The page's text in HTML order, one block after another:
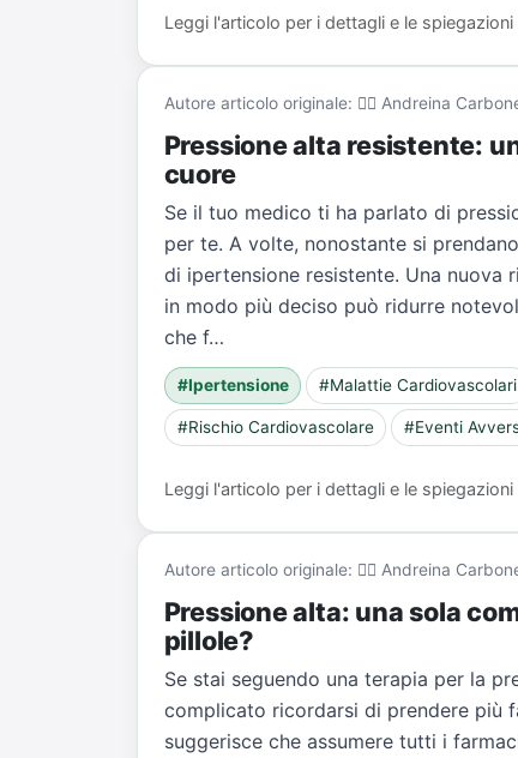
Leggi l'articolo per i dettagli e le
Autore articolo originale: 👨‍⚕️ Andreina
Pressione alta resistente:
cuore
Se il tuo medico ti ha parlato di
per te. A volte, nonostante si
di ipertensione resistente. Una nuova
in modo più deciso può ridurre
che f…
#Ipertensione #Malattie Cardiovascolari
#Rischio Cardiovascolare #Eventi
Leggi l'articolo per i dettagli e le
Autore articolo originale: 👨‍⚕️ Andreina
Pressione alta: una sola
pillole?
Se stai seguendo una terapia per la
complicato ricordarsi di prendere più
suggerisce che assumere tutti i